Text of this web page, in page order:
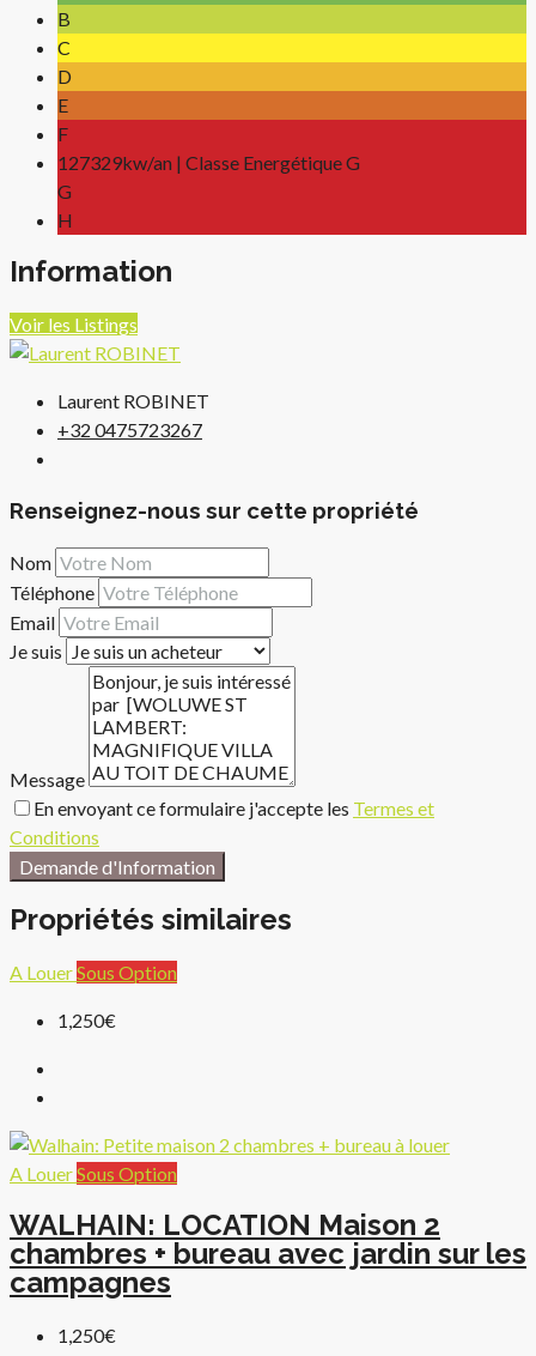
B
C
D
E
F
127329kw/an | Classe Energétique G
G
H
Information
Voir les Listings
Laurent ROBINET
+32 0475723267
Renseignez-nous sur cette propriété
Nom
Téléphone
Email
Je suis
Message
En envoyant ce formulaire j'accepte les Termes et
Conditions
Demande d'Information
Propriétés similaires
A LouerSous Option
1,250€
A LouerSous Option
WALHAIN: LOCATION Maison 2
chambres + bureau avec jardin sur les
campagnes
1,250€